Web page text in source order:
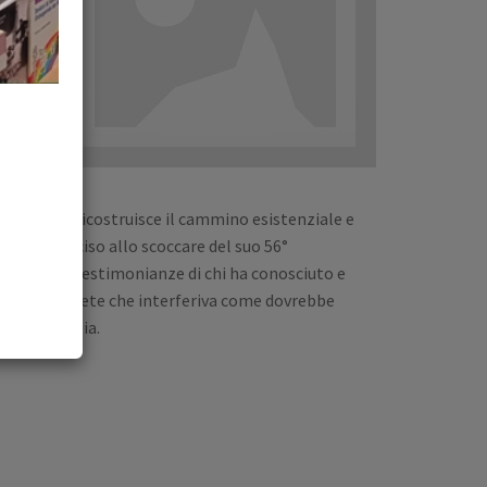
Lancisi ricostruisce il cammino esistenziale e
ucciso allo scoccare del suo 56°
dalle testimonianze di chi ha conosciuto e
un prete che interferiva come dovrebbe
di giustizia.